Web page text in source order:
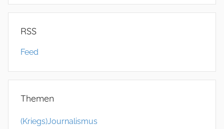
RSS
Feed
Themen
(Kriegs)Journalismus